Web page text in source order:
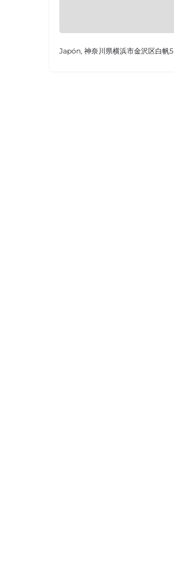
Japón, 神奈川県横浜市金沢区白帆5